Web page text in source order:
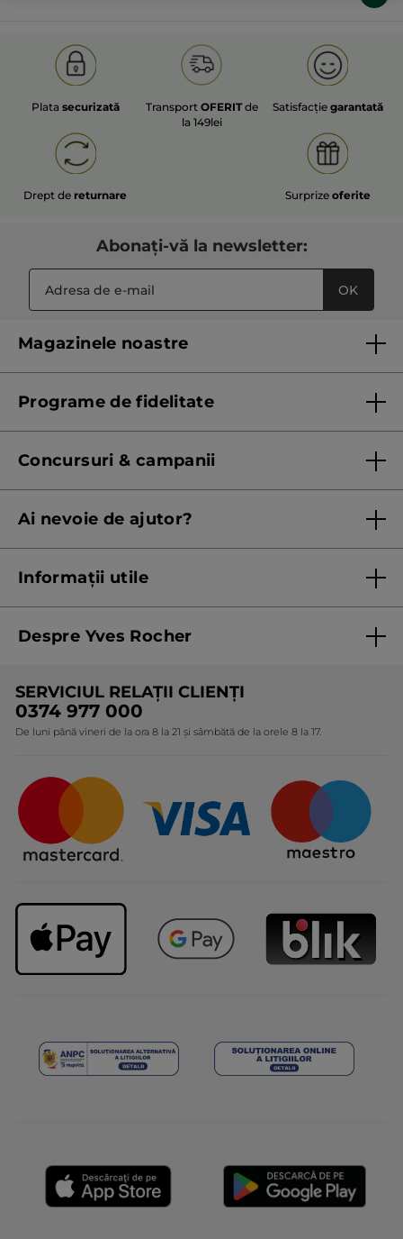
Plata securizată Transport OFERITde
la 149lei
Satisfacțiegarantată
Drept de returnare Surprize oferite
Abonați-vă la newsletter:
OK
Magazinele noastre
Programe de fidelitate
Concursuri & campanii
Listă prețuri standard
Ai nevoie de ajutor?
Informații utile
Termeni și condiții pentru vanzarea la distanță a
Politica de confidențialitate
Protecția Consumatorilor - A.N.P.C.
Despre Yves Rocher
Expertiza noastră botanică
Angajamentele noastre
Întrebări frecvente
SERVICIUL RELAȚII CLIENȚI
0374 977 000
De luni până vineri de la ora 8 la 21 și sâmbătă de la orele 8 la 17.